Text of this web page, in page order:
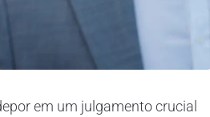
em um julgamento crucial